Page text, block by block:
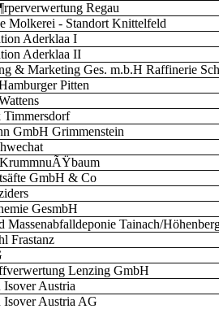
Regau
Molkerei - Standort Knittelfeld
Aderklaa I
Aderklaa II
& Marketing Ges. m.b.H Raffinerie
Pitten
Timmersdorf
GmbH Grimmenstein
GmbH & Co
GesmbH
Massenabfalldeponie Tainach/
Frastanz
Lenzing GmbH
Isover Austria
Isover Austria AG